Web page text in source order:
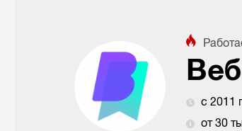
РЕКЛАМА НА ИНТЕРНЕТ-ПЛОЩАДКАХ
КОНСАЛТИНГ VR/AR
с 2011
от 30